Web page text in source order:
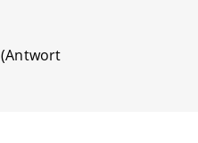
(Antwort